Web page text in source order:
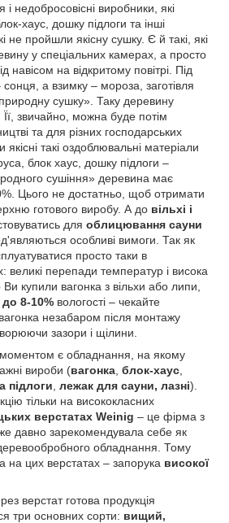
і недобросовісні виробники, які
хаус, дошку підлоги та інші
не пройшли якісну сушку. Є й такі, які
у спеціальних камерах, а просто
навісом на відкритому повітрі. Під
сонця, а взимку – мороза, заготівля
сушку». Таку деревину
звичайно, можна буде потім
та для різних господарських
такі оздоблювальні матеріали
блок хаус, дошку підлоги –
сушіння» деревина має
Цього не достатньо, щоб отримати
готового виробу. А до вільхі і
для облицювання сауни
особливі вимоги. Так як
просто таки в
великі перепади температур і висока
Ви купили вагонка з вільхи або липи,
до 8-10% вологості – чекайте
незабаром після монтажу
зазори і щілини.
є обладнання, на якому
вироби (вагонка блок-хаус
підлоги лежак для сауни, лазні).
тільки на висококласних
верстатах Weinig – це фірма з
давно зарекомендувала себе як
обладнання. Тому
на цих верстатах – запорука високої
верстат готова продукція
три основних сорти: вищий,